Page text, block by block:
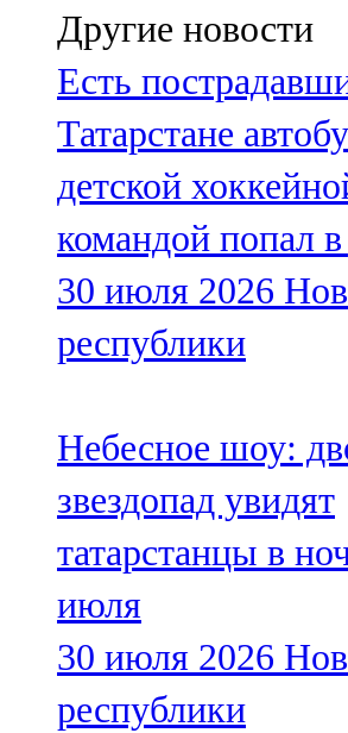
Другие новости
Есть
Татарстане
детской
командой попал
30 июля 2026
республики
Небесное шоу:
звездопад увидят
татарстанцы в
июля
30 июля 2026
республики